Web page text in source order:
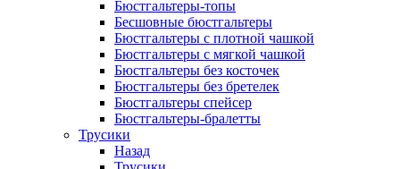
Бюстгальтеры-топы
Бесшовные бюстгальтеры
Бюстгальтеры с плотной чашкой
Бюстгальтеры с мягкой чашкой
Бюстгальтеры без косточек
Бюстгальтеры без бретелек
Бюстгальтеры спейсер
Бюстгальтеры-бралетты
Трусики
Назад